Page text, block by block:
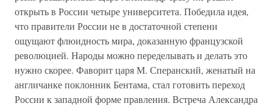
открыть в России четыре университета. Победила идея,
что правители России не в достаточной степени
ощущают флюидность мира, доказанную французской
революцией. Народы можно переделывать и делать это
нужно скорее. Фаворит царя М. Сперанский, женатый на
англичанке поклонник Бентама, стал готовить переход
России к западной форме правления. Встреча Александра